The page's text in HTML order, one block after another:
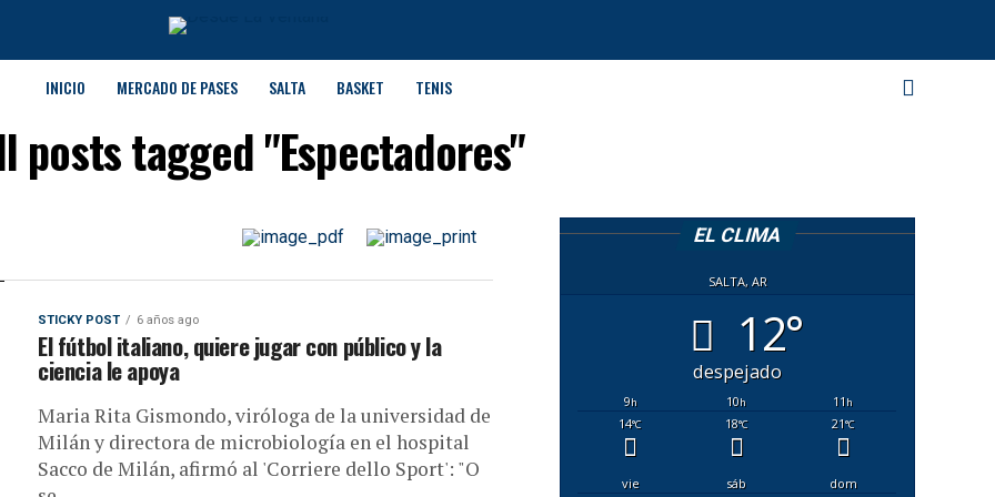
INICIO MERCADO DE PASES SALTA BASKET TENIS
posts tagged "Espectadores"
STICKY POST 6 años ago
El fútbol italiano, quiere jugar con público y la
ciencia le apoya
Maria Rita Gismondo, viróloga de la universidad de
Milán y directora de microbiología en el hospital
Sacco de Milán, afirmó al 'Corriere dello Sport': "O
EL CLIMA
SALTA, AR
12°
despejado
9h 10h 11h
14°C 18°C 21°C
vie sáb
dom